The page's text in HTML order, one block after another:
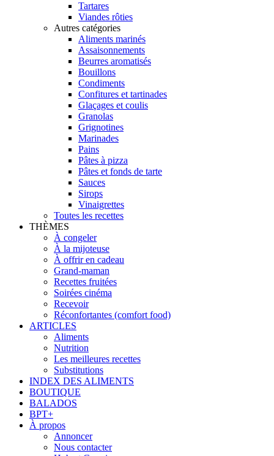
Tartares
Viandes rôties
Autres catégories
Aliments marinés
Assaisonnements
Beurres aromatisés
Bouillons
Condiments
Confitures et tartinades
Glaçages et coulis
Granolas
Grignotines
Marinades
Pains
Pâtes à pizza
Pâtes et fonds de tarte
Sauces
Sirops
Vinaigrettes
Toutes les recettes
THÈMES
À congeler
À la mijoteuse
À offrir en cadeau
Grand-maman
Recettes fruitées
Soirées cinéma
Recevoir
Réconfortantes (comfort food)
ARTICLES
Aliments
Nutrition
Les meilleures recettes
Substitutions
INDEX DES ALIMENTS
BOUTIQUE
BALADOS
BPT+
À propos
Annoncer
Nous contacter